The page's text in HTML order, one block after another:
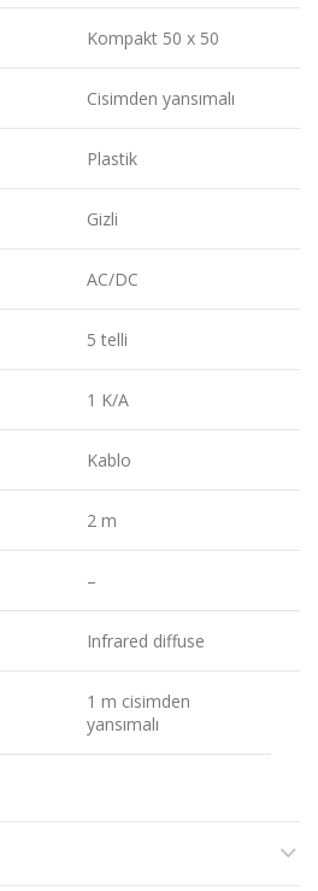
Kompakt 50 x 50
Cisimden yansımalı
Plastik
Gizli
AC/DC
5 telli
1 K/A
Kablo
2 m
–
Infrared diffuse
1 m cisimden
yansımalı